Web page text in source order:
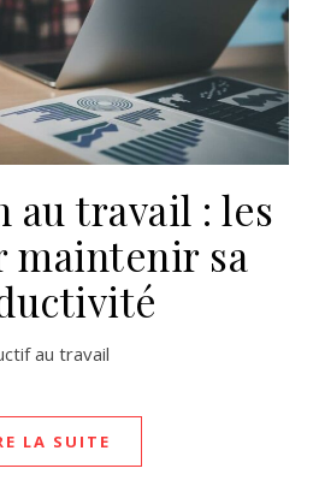
au travail : les
maintenir sa
au travail
LA SUITE